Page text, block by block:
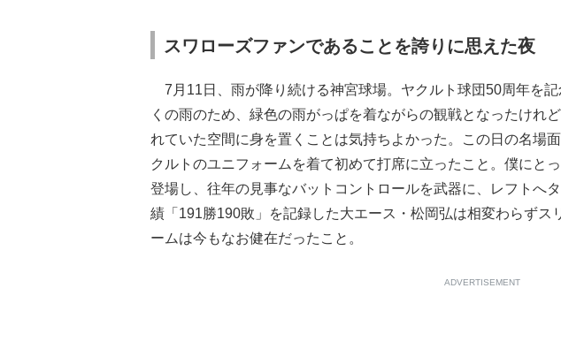
スワローズファンであることを誇りに思えた夜
7月11日、雨が降り続ける神宮球場。ヤクルト球団50周年を
くの雨のため、緑色の雨がっぱを着ながらの観戦となったけれ
れていた空間に身を置くことは気持ちよかった。この日の名場
クルトのユニフォームを着て初めて打席に立ったこと。僕にと
登場し、往年の見事なバットコントロールを武器に、レフトへ
績「191勝190敗」を記録した大エース・松岡弘は相変わらずス
ームは今もなお健在だったこと。
ADVERTISEMENT